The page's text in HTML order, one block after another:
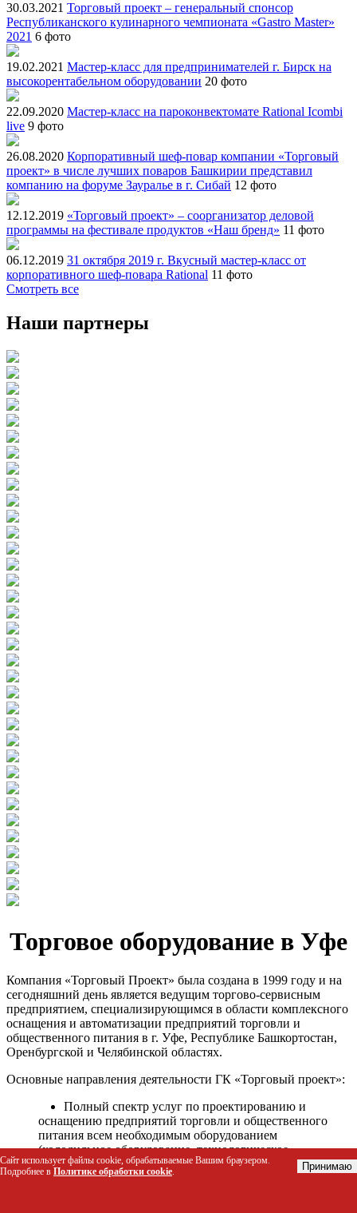
30.03.2021 Торговый проект – генеральный спонсор
Республиканского кулинарного чемпионата «Gastro Master»
2021 6 фото
19.02.2021 Мастер-класс для предпринимателей г. Бирск на
высокорентабельном оборудовании 20 фото
22.09.2020 Мастер-класс на пароконвектомате Rational Icombi
live 9 фото
26.08.2020 Корпоративный шеф-повар компании «Торговый
проект» в числе лучших поваров Башкирии представил
компанию на форуме Зауралье в г. Сибай 12 фото
12.12.2019 «Торговый проект» – соорганизатор деловой
программы на фестивале продуктов «Наш бренд» 11 фото
06.12.2019 31 октября 2019 г. Вкусный мастер-класс от
корпоративного шеф-повара Rational 11 фото
Смотреть все
Наши партнеры
Торговое оборудование в Уфе
Компания «Торговый Проект» была создана в 1999 году и на
сегодняшний день является ведущим торгово-сервисным
предприятием, специализирующимся в области комплексного
оснащения и автоматизации предприятий торговли и
общественного питания в г. Уфе, Республике Башкортостан,
Оренбургской и Челябинской областях.
Основные направления деятельности ГК «Торговый проект»:
Полный спектр услуг по проектированию и
оснащению предприятий торговли и общественного
питания всем необходимым оборудованием
(холодильное оборудование, технологическое
оборудование, стеллажное оборудование и т.д.);
Автоматизация торговых процессов и внедрения
Сайт использует файлы cookie, обрабатываемые Вашим браузером.
Подробнее в Политике обработки cookie. Принимаю